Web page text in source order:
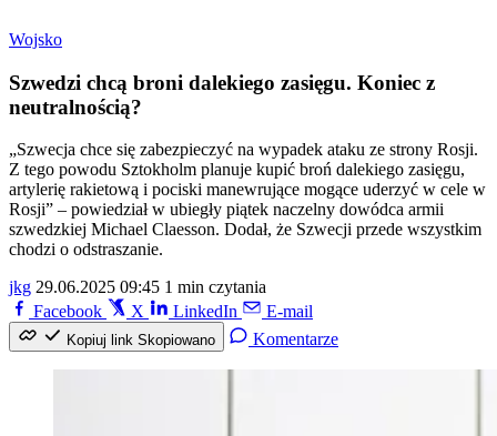
Wojsko
Szwedzi chcą broni dalekiego zasięgu. Koniec z
neutralnością?
„Szwecja chce się zabezpieczyć na wypadek ataku ze strony Rosji.
Z tego powodu Sztokholm planuje kupić broń dalekiego zasięgu,
artylerię rakietową i pociski manewrujące mogące uderzyć w cele w
Rosji” – powiedział w ubiegły piątek naczelny dowódca armii
szwedzkiej Michael Claesson. Dodał, że Szwecji przede wszystkim
chodzi o odstraszanie.
jkg 29.06.2025 09:45 1 min czytania
Facebook
X LinkedIn E-mail
Kopiuj link Skopiowano Komentarze